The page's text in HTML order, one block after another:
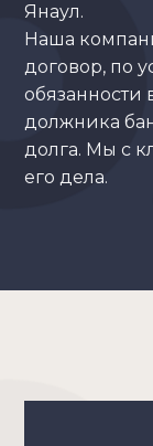
Янаул.
Наша
договор, по
обязанности
должника
долга. Мы с
его дела.